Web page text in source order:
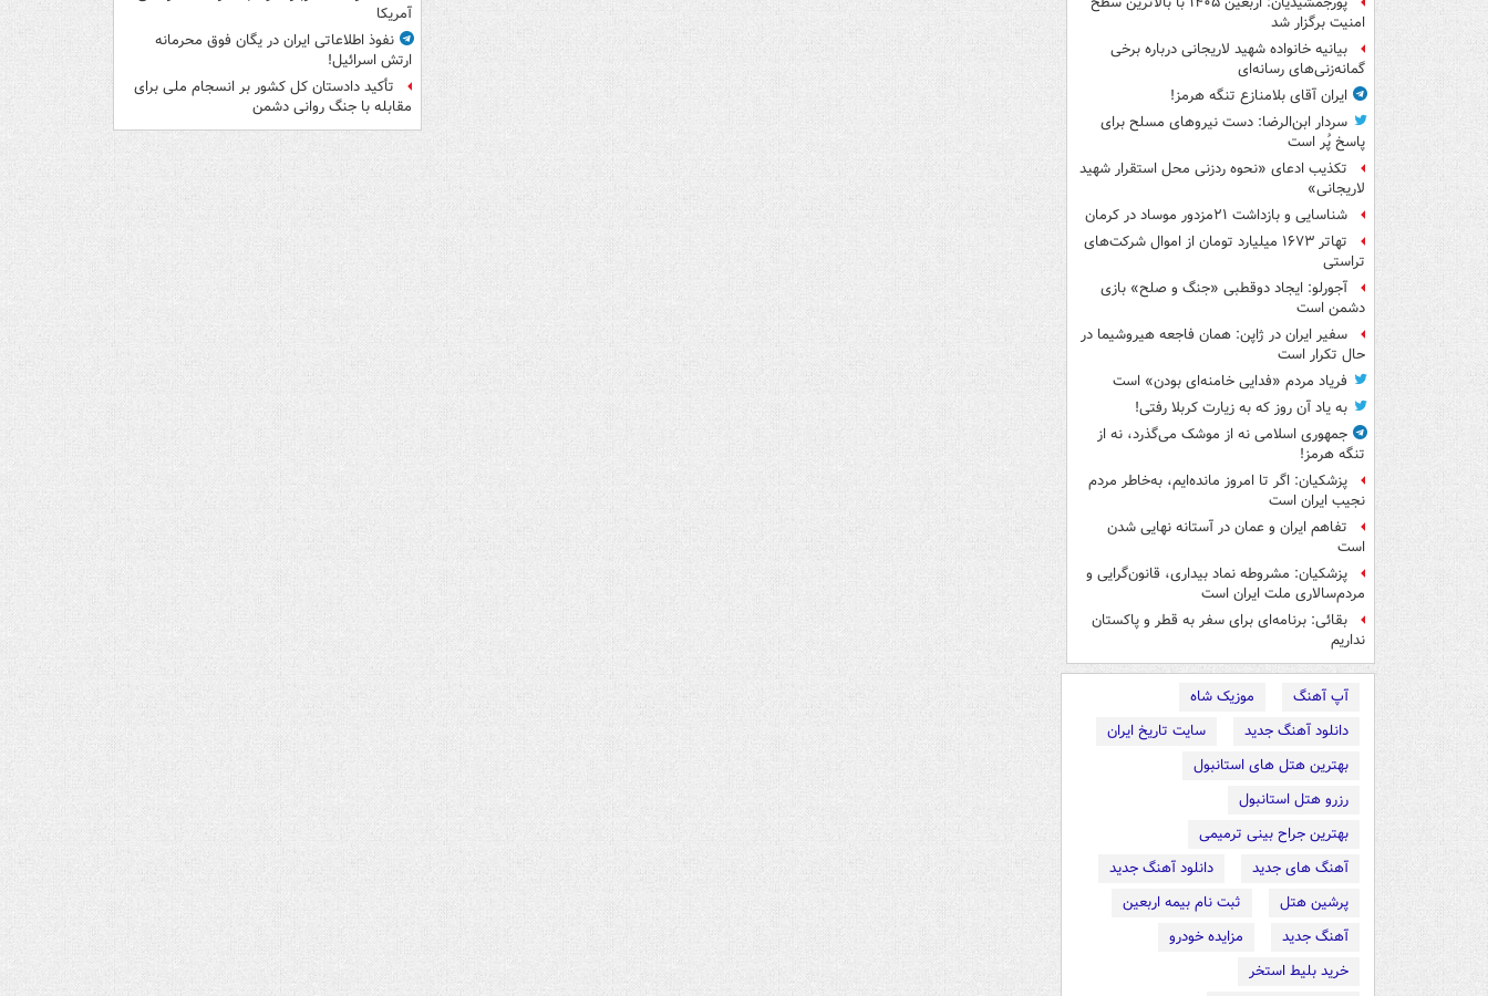
امنیت برگزار شد
بیانیه خانواده شهید لاریجانی درباره برخی
گمانه‌زنی‌های رسانه‌ای
ایران آقای بلامنازع تنگه هرمز!
سردار ابن‌الرضا: دست نیروهای مسلح برای
پاسخ پُر است
تکذیب ادعای «نحوه ردزنی محل استقرار شهید
لاریجانی»
شناسایی و بازداشت ۲۱مزدور موساد در کرمان
تهاتر ۱۶۷۳ میلیارد تومان از اموال شرکت‌های
تراستی
آجورلو: ایجاد دوقطبی «جنگ و صلح‌» بازی
دشمن است
سفیر ایران در ژاپن: همان فاجعه هیروشیما در
حال تکرار است
فریاد مردم «فدایی خامنه‌ای بودن» است
به یاد آن روز که به زیارت کربلا رفتی!
جمهوری اسلامی نه از موشک می‌گذرد، نه از
تنگه هرمز!
پزشکیان: اگر تا امروز مانده‌ایم، به‌خاطر مردم
نجیب ایران است
تفاهم ایران و عمان در آستانه نهایی شدن
است
پزشکیان: مشروطه نماد بیداری، قانون‌گرایی و
مردم‌سالاری ملت ایران است
بقائی: برنامه‌ای برای سفر به قطر و پاکستان
نداریم
آپ آهنگ
موزیک شاه
دانلود آهنگ جدید
سایت تاریخ ایران
بهترین هتل های استانبول
رزرو هتل استانبول
بهترین جراح بینی ترمیمی
آهنگ های جدید
دانلود آهنگ جدید
پرشین هتل
ثبت نام بیمه اربعین
آهنگ جدید
مزایده خودرو
خرید بلیط استخر
آمریکا
نفوذ اطلاعاتی ایران در یگان فوق محرمانه
ارتش اسرائیل!
تأکید دادستان کل کشور بر انسجام ملی برای
مقابله با جنگ روانی دشمن